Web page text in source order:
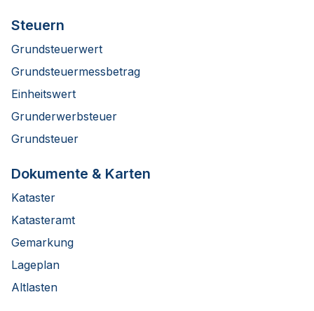
Steuern
Grundsteuerwert
Grundsteuermessbetrag
Einheitswert
Grunderwerbsteuer
Grundsteuer
Dokumente & Karten
Kataster
Katasteramt
Gemarkung
Lageplan
Altlasten